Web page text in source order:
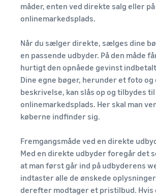
måder, enten ved direkte salg eller på
onlinemarkedsplads.
Når du sælger direkte, sælges dine
en passende udbyder. På den måde
hurtigt den opnåede gevinst
Dine egne bøger, herunder et foto
beskrivelse, kan slås op og tilbydes til
onlinemarkedsplads. Her skal man
køberne indfinder sig.
Fremgangsmåde ved en direkte
Med en direkte udbyder foregår det
at man først går ind på udbyderens
indtaster alle de ønskede
derefter modtager et pristilbud. Hvis